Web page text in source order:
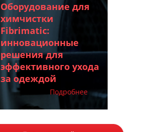
Оборудование для
химчистки
Fibrimatic:
инновационные
решения для
эффективного ухода
за одеждой
Подробнее